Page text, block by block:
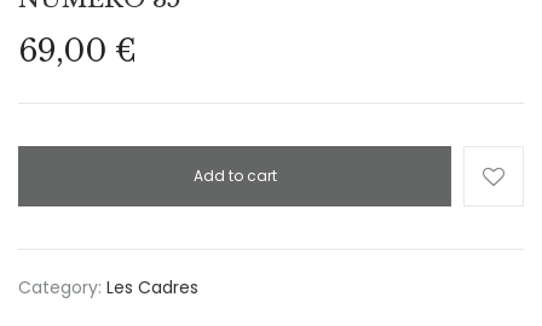
69,00 €
Add to cart
Category: Les Cadres